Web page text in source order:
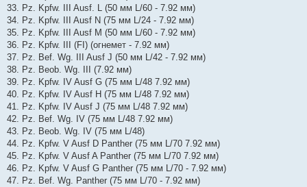
33. Pz. Kpfw. III Ausf. L (50 мм L/60 - 7.92 мм)
34. Pz. Kpfw. III Ausf N (75 мм L/24 - 7.92 мм)
35. Pz. Kpfw. III Ausf M (50 мм L/60 - 7.92 мм)
36. Pz. Kpfw. III (FI) (огнемет - 7.92 мм)
37. Pz. Bef. Wg. III Ausf J (50 мм L/42 - 7.92 мм)
38. Pz. Beob. Wg. III (7.92 мм)
39. Pz. Kpfw. IV Ausf G (75 мм L/48 7.92 мм)
40. Pz. Kpfw. IV Ausf H (75 мм L/48 7.92 мм)
41. Pz. Kpfw. IV Ausf J (75 мм L/48 7.92 мм)
42. Pz. Bef. Wg. IV (75 мм L/48 7.92 мм)
43. Pz. Beob. Wg. IV (75 мм L/48)
44. Pz. Kpfw. V Ausf D Panther (75 мм L/70 7.92 мм)
45. Pz. Kpfw. V Ausf A Panther (75 мм L/70 7.92 мм)
46. Pz. Kpfw. V Ausf G Panther (75 мм L/70 - 7.92 мм)
47. Pz. Bef. Wg. Panther (75 мм L/70 - 7.92 мм)